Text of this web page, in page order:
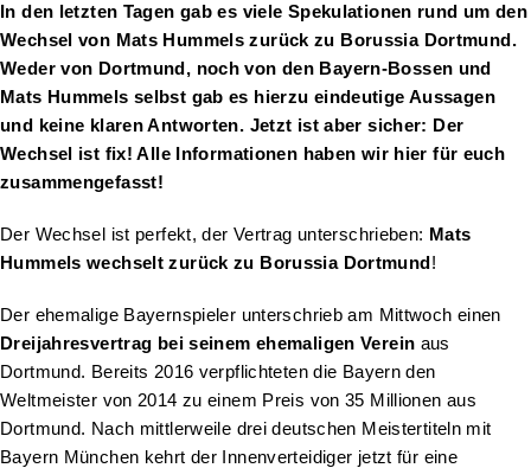
In den letzten Tagen gab es viele Spekulationen rund um den
Wechsel von Mats Hummels zurück zu Borussia Dortmund.
Weder von Dortmund, noch von den Bayern-Bossen und
Mats Hummels selbst gab es hierzu eindeutige Aussagen
und keine klaren Antworten. Jetzt ist aber sicher: Der
Wechsel ist fix! Alle Informationen haben wir hier für euch
zusammengefasst!
Der Wechsel ist perfekt, der Vertrag unterschrieben: Mats
Hummels wechselt zurück zu Borussia Dortmund!
Der ehemalige Bayernspieler unterschrieb am Mittwoch einen
Dreijahresvertrag bei seinem ehemaligen Verein aus
Dortmund. Bereits 2016 verpflichteten die Bayern den
Weltmeister von 2014 zu einem Preis von 35 Millionen aus
Dortmund. Nach mittlerweile drei deutschen Meistertiteln mit
Bayern München kehrt der Innenverteidiger jetzt für eine